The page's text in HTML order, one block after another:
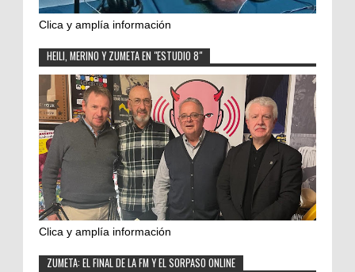
Clica y amplía información
HEILI, MERINO Y ZUMETA EN "ESTUDIO 8"
Clica y amplía información
ZUMETA: EL FINAL DE LA FM Y EL SORPASO ONLINE